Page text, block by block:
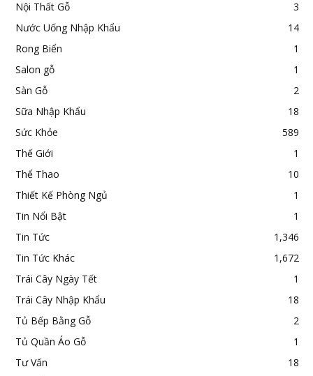
Nội Thất Gỗ
3
Nước Uống Nhập Khẩu
14
Rong Biển
1
Salon gỗ
1
Sàn Gỗ
2
Sữa Nhập Khẩu
18
Sức Khỏe
589
Thế Giới
1
Thể Thao
10
Thiết Kế Phòng Ngủ
1
Tin Nổi Bật
1
Tin Tức
1,346
Tin Tức Khác
1,672
Trái Cây Ngày Tết
1
Trái Cây Nhập Khẩu
18
Tủ Bếp Bằng Gỗ
2
Tủ Quần Áo Gỗ
1
Tư Vấn
18